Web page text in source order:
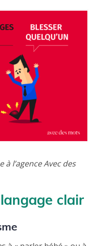
l’agence Avec des
clair